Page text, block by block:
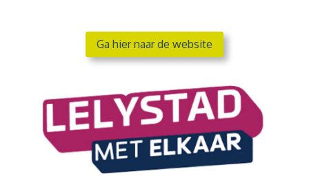
Ga hier naar de website